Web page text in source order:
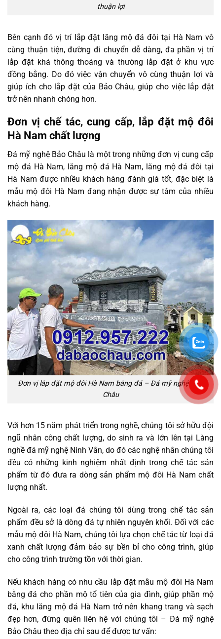
thuận lợi
Bên cạnh đó vị trí lắp đặt lăng mộ đá đôi tại Hà Nam vô
cùng thuận tiện, đường đi chuyển dễ dàng, đa phần vị trí
lắp đặt khá thông thoáng và thường lắp đặt ở khu vực
đồng bằng. Do đó việc vận chuyển vô cùng thuận lợi và
giúp ích cho lắp đặt của Bảo Châu, giúp cho việc lắp đặt
trở nên nhanh chóng hơn.
Đơn vị chế tác, cung cấp, lắp đặt mộ đôi
Hà Nam chất lượng
Đá mỹ nghệ Bảo Châu là một trong những đơn vị cung cấp
mộ đá Hà Nam, lăng mộ đá Hà Nam, lăng mộ đá đôi tại
Hà Nam được nhiều khách hàng đánh giá tốt, đặc biệt là
mẫu mộ đôi Hà Nam đang nhận được sự tâm của nhiều
khách hàng.
Đơn vị lắp đặt mộ đôi Hà Nam bằng đá – Đá mỹ nghệ Bảo
Châu
Với hơn 15 năm phát triển trong nghề, chúng tôi sở hữu đội
ngũ nhân công chất lượng, do sinh ra và lớn lên tại Làng
nghề đá mỹ nghệ Ninh Vân, do đó các nghệ nhân chúng tôi
đều có những kinh nghiệm nhất định trong chế tác sản
phẩm từ đó đưa ra dòng sản phẩm mộ đôi Hà Nam chất
lượng nhất.
Ngoài ra, các loại đá chúng tôi dùng trong chế tác sản
phẩm đều sở là dòng đá tự nhiên nguyên khối. Đối với các
mẫu mộ đôi Hà Nam, chúng tôi lựa chọn chế tác từ loại đá
xanh chất lượng đảm bảo sự bền bỉ cho công trình, giúp
cho công trình trường tồn với thời gian.
Nếu khách hàng có nhu cầu lắp đặt mẫu mộ đôi Hà Nam
bằng đá cho phần mộ tổ tiên của gia đình, giúp phần mộ
đá, khu lăng mộ đá Hà Nam trở nên khang trang và sạch
đẹp hơn, đừng quên liên hệ với chúng tôi – Đá mỹ nghệ
Bảo Châu theo địa chỉ sau để được tư vấn: